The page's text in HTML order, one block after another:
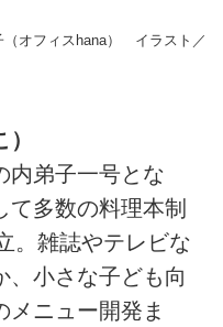
オフィスhana） イラスト／
内弟子一号とな
て多数の料理本制
。雑誌やテレビな
、小さな子ども向
メニュー開発ま